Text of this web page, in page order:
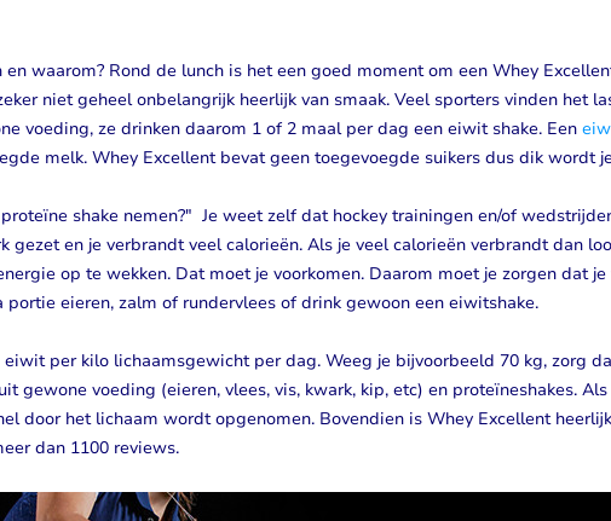
waarom? Rond de lunch is het een goed moment om een Whey
niet geheel onbelangrijk heerlijk van smaak. Veel sporters vinden het
voeding, ze drinken daarom 1 of 2 maal per dag een eiwit shake. Een
melk. Whey Excellent bevat geen toegevoegde suikers dus dik wordt
shake nemen?" Je weet zelf dat hockey trainingen en/of
gezet en je verbrandt veel calorieën. Als je veel calorieën verbrandt dan
op te wekken. Dat moet je voorkomen. Daarom moet je zorgen dat
eieren, zalm of rundervlees of drink gewoon een eiwitshake.
per kilo lichaamsgewicht per dag. Weeg je bijvoorbeeld 70 kg, zorg
gewone voeding (eieren, vlees, vis, kwark, kip, etc) en proteïneshakes.
door het lichaam wordt opgenomen. Bovendien is Whey Excellent
dan 1100 reviews.